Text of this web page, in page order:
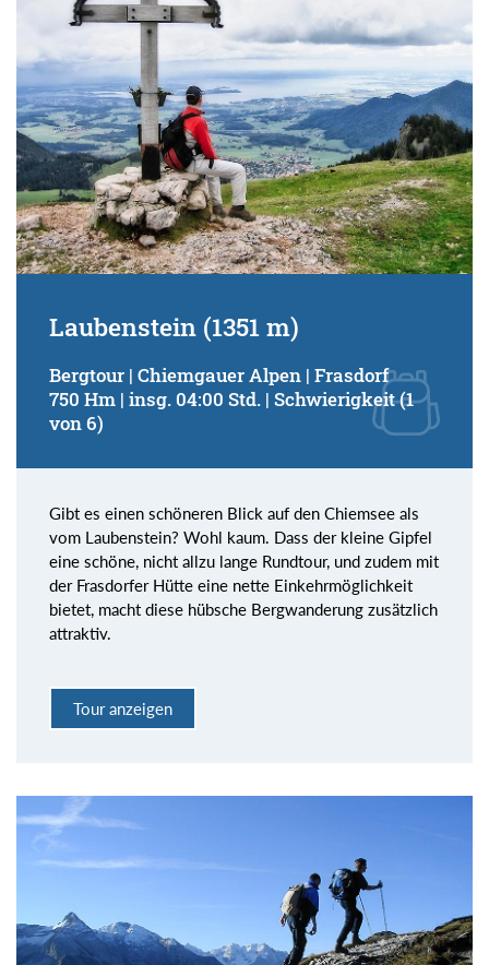
Laubenstein (1351 m)
Bergtour | Chiemgauer Alpen | Frasdorf
750 Hm | insg. 04:00 Std. | Schwierigkeit (1
von 6)
Gibt es einen schöneren Blick auf den Chiemsee als
vom Laubenstein? Wohl kaum. Dass der kleine Gipfel
eine schöne, nicht allzu lange Rundtour, und zudem mit
der Frasdorfer Hütte eine nette Einkehrmöglichkeit
bietet, macht diese hübsche Bergwanderung zusätzlich
attraktiv.
Tour anzeigen